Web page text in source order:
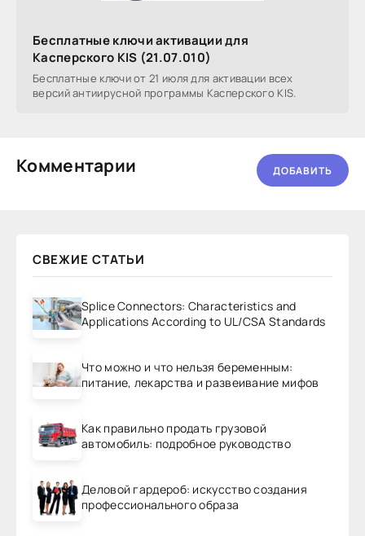
Бесплатные ключи активации для
Касперского KIS (21.07.010)
Бесплатные ключи от 21 июля для активации всех
версий антиирусной программы Касперского KIS.
Комментарии ДОБАВИТЬ
СВЕЖИЕ СТАТЬИ
Splice Connectors: Characteristics and
Applications According to UL/CSA Standards
Что можно и что нельзя беременным:
питание, лекарства и развеивание мифов
Как правильно продать грузовой
автомобиль: подробное руководство
Деловой гардероб: искусство создания
профессионального образа